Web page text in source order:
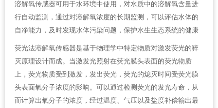
溶解氧传感器可用于水环境中使用，对水质中的溶解氧含量进
行自动监测，通过对溶解氧浓度的长期监测，可以评估水体的
自净能力，及时发现水体污染问题，保护水生生态系统的健康
荧光法溶解氧传感器是基于物理学中特定物质对激发荧光的猝
灭原理设计而成。当激发光照射在荧光膜头表面的荧光物质
上，荧光物质受到激发，发出荧光，荧光的熄灭时间受荧光膜
头表面氧分子浓度的影响。可以通过检测荧光的发光寿命，从
而计算出氧分子的浓度，经过温度、气压以及盐度补偿输出最